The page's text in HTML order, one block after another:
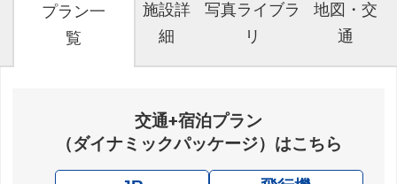
プラン一
覧
施設詳
細
写真ライブラ
リ
地図・交
通
交通+宿泊プラン
（ダイナミックパッケージ）はこちら